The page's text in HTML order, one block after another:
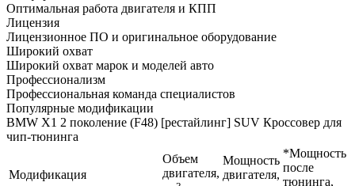
Оптимальная работа двигателя и КПП
Лицензия
Лицензионное ПО и оригинальное оборудование
Широкий охват
Широкий охват марок и моделей авто
Профессионализм
Профессиональная команда специалистов
Популярные модификации
BMW X1 2 поколение (F48) [рестайлинг] SUV Кроссовер для
чип-тюнинга
Модификация
Объем
двигателя,
Мощность
двигателя,
*Мощность
после
тюнинга,